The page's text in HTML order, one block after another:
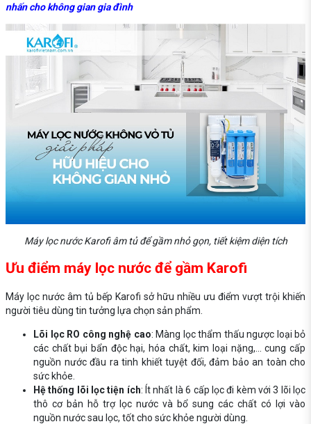
nhấn cho không gian gia đình
Máy lọc nước Karofi âm tủ để gầm nhỏ gọn, tiết kiệm diện tích
Ưu điểm máy lọc nước để gầm Karofi
Máy lọc nước âm tủ bếp Karofi sở hữu nhiều ưu điểm vượt trội khiến
người tiêu dùng tin tưởng lựa chọn sản phẩm.
Lõi lọc RO công nghệ cao: Màng lọc thẩm thấu ngược loại bỏ
các chất bụi bẩn độc hại, hóa chất, kim loại nặng,... cung cấp
nguồn nước đầu ra tinh khiết tuyệt đối, đảm bảo an toàn cho
sức khỏe.
Hệ thống lõi lọc tiện ích: Ít nhất là 6 cấp lọc đi kèm với 3 lõi lọc
thô cơ bản hỗ trợ lọc nước và bổ sung các chất có lợi vào
nguồn nước sau lọc, tốt cho sức khỏe người dùng.